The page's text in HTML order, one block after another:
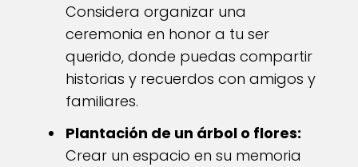
Considera organizar una
ceremonia en honor a tu ser
querido, donde puedas compartir
historias y recuerdos con amigos y
familiares.
Plantación de un árbol o flores:
Crear un espacio en su memoria